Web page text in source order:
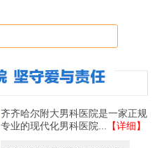
齐齐哈尔附大男科医院是一家正规
专业的现代化男科医院...
【详细】